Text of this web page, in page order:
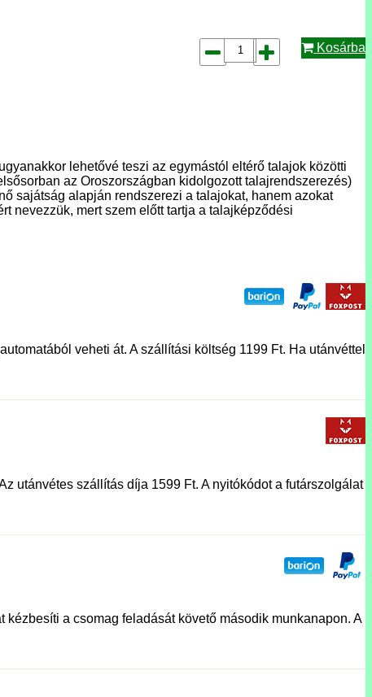
Kosárba
lehetővé teszi az egymástól eltérő talajok közötti
az Oroszországban kidolgozott talajrendszerezés)
sajátság alapján rendszerezi a talajokat, hanem azokat
nevezzük, mert szem előtt tartja a talajképződési
veheti át. A szállítási költség 1199 Ft. Ha utánvéttel
utánvétes szállítás díja 1599 Ft. A nyitókódot a futárszolgálat
a csomag feladását követő második munkanapon. A